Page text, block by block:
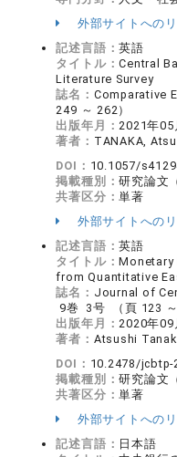
外部サイトへの
記述言語：英語
タイトル：Central
Literature Survey
誌名： Comparative
249 ～ 262）
出版年月：2021年05
著者： TANAKA,
DOI： 10.1057/
掲載種別：研究論文
共著区分：単著
外部サイトへの
記述言語：英語
タイトル：
from Quantitative
誌名： Journal of
9巻 3号 （頁 123 ～
出版年月：2020年09
著者： Atsushi
DOI： 10.2478/jcbtp-
掲載種別：研究論文
共著区分：単著
外部サイトへの
記述言語： 日本語